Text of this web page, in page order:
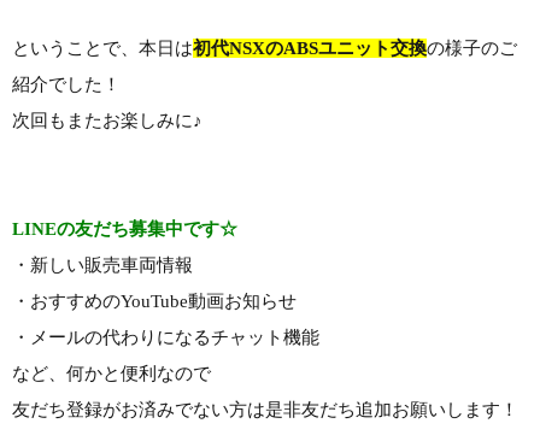
ということで、本日は初代NSXのABSユニット交換の様子のご
紹介でした！
次回もまたお楽しみに♪
LINEの友だち募集中です☆
・新しい販売車両情報
・おすすめのYouTube動画お知らせ
・メールの代わりになるチャット機能
など、何かと便利なので
友だち登録がお済みでない方は是非友だち追加お願いします！